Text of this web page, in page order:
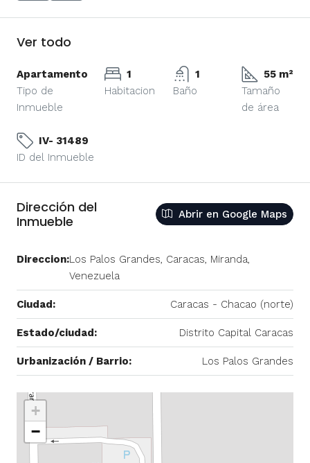
Ver todo
Apartamento
Tipo de
Inmueble
1
Habitacion
1
Baño
55 m²
Tamaño
de área
IV- 31489
ID del Inmueble
Dirección del
Inmueble
Abrir en Google Maps
Direccion:Los Palos Grandes, Caracas, Miranda,
Venezuela
Ciudad: Caracas - Chacao (norte)
Estado/ciudad: Distrito Capital Caracas
Urbanización / Barrio: Los Palos Grandes
+
−